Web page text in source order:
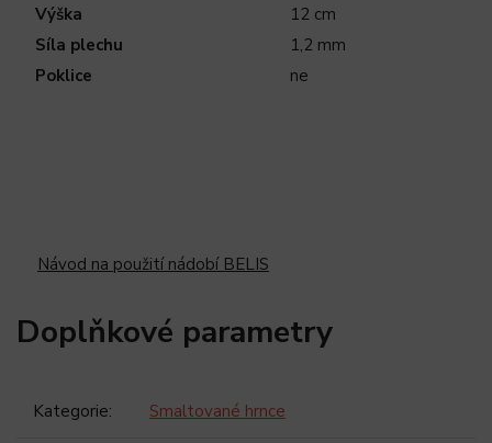
Výška
12 cm
Síla plechu
1,2 mm
Poklice
ne
Návod na použití nádobí BELIS
Doplňkové parametry
Kategorie: Smaltované hrnce